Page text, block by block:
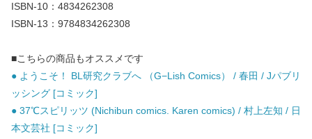
ISBN-10：4834262308
ISBN-13：9784834262308
■こちらの商品もオススメです
● ようこそ！ BL研究クラブへ （G−Lish Comics） / 春田 / Jパブリ
ッシング [コミック]
● 37℃スピリッツ (Nichibun comics. Karen comics) / 村上左知 / 日
本文芸社 [コミック]